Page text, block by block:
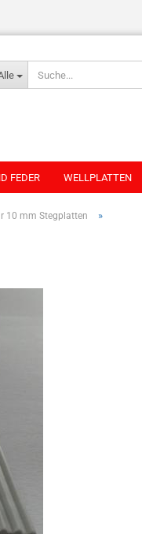
FEDER WELLPLATTEN
10 mm Stegplatten »